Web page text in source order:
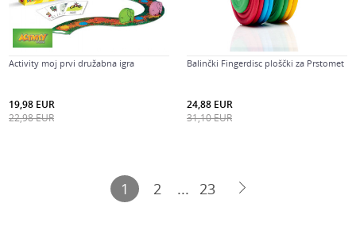
Activity moj prvi družabna igra
19,98 EUR
22,98EUR
Balinčki Fingerdisc ploščki za Prstomet
24,88 EUR
31,10EUR
1 2 ... 23